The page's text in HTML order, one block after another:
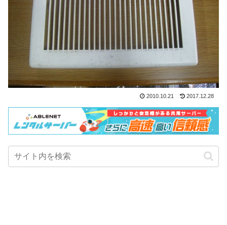
2010.10.21 2017.12.28